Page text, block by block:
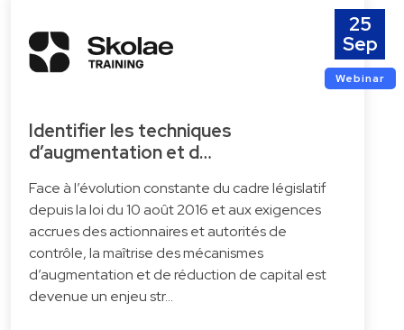
25
Sep
Webinar
Identifier les techniques
d’augmentation et d…
Face à l’évolution constante du cadre législatif
depuis la loi du 10 août 2016 et aux exigences
accrues des actionnaires et autorités de
contrôle, la maîtrise des mécanismes
d’augmentation et de réduction de capital est
devenue un enjeu str…